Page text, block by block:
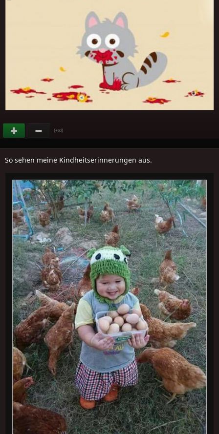
(+60)
So sehen meine Kindheitserinnerungen aus.